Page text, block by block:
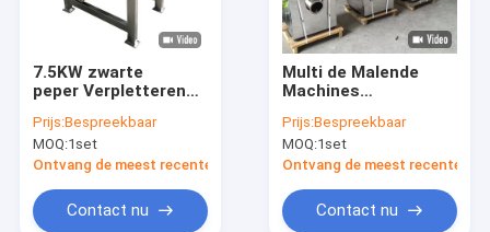
Fabrieksreis
nieuws
Alle Gevallen
7.5KW zwarte
peper Verpletterend
met Regelbaar
Netwerk
Prijs:Bespreekbaar
MOQ:1set
Ontvang de meest recente Prijs
Contact nu
Multi de Malende
Machines
Masala Machine van
het Doelkruid
Prijs:Bespreekbaar
MOQ:1set
Ontvang de meest recente
Contact nu